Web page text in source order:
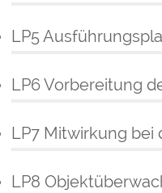
LP5
LP6 Vorbereitung
LP7 Mitwirkung bei
LP8